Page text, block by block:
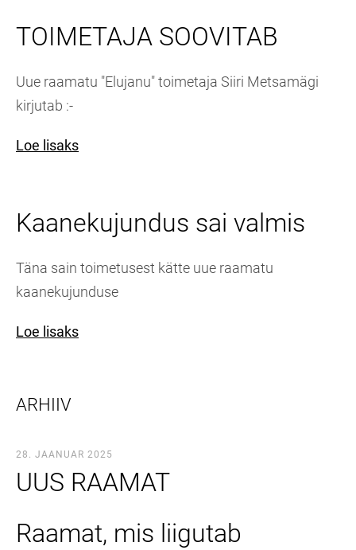
TOIMETAJA SOOVITAB
Uue raamatu "Elujanu" toimetaja Siiri Metsamägi
kirjutab :-
Loe lisaks
Kaanekujundus sai valmis
Täna sain toimetusest kätte uue raamatu
kaanekujunduse
Loe lisaks
ARHIIV
28. JAANUAR 2025
UUS RAAMAT
Raamat, mis liigutab